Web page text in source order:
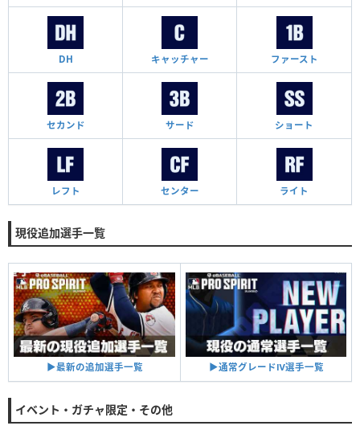
DH キャッチャー ファースト
セカンド サード ショート
レフト センター ライト
現役追加選手一覧
▶︎最新の追加選手一覧 ▶︎通常グレードⅣ選手一覧
イベント・ガチャ限定・その他